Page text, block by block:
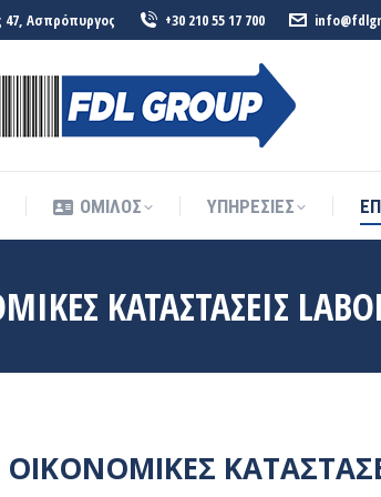
47, Ασπρόπυργος +30 210 55 17 700
ΟΜΙΛΟΣ ΥΠΗΡΕΣΙΕΣ
ΚΑΤΑΣΤΑΣΕΙΣ
ΟΙΚΟΝΟΜΙΚΕΣ
ΟΜΙΛΟΣ ΥΠΗΡΕΣΙΕΣ